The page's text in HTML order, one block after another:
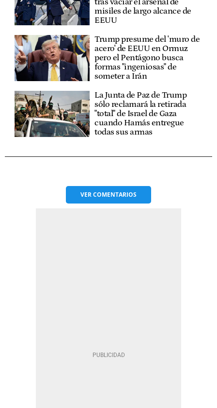
misiles de largo alcance de
EEUU
Trump presume del 'muro de
acero' de EEUU en Ormuz
pero el Pentágono busca
formas "ingeniosas" de
someter a Irán
La Junta de Paz de Trump
sólo reclamará la retirada
"total" de Israel de Gaza
cuando Hamás entregue
todas sus armas
VERCOMENTARIOS